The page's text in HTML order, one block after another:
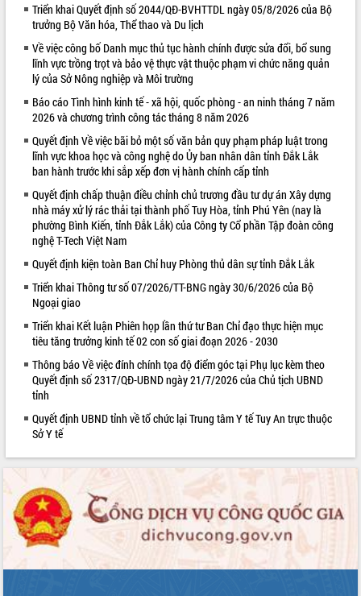
VIDEO
Loading the player...
và tặng quà người dân xã Cư Pui
Hội nghị UBND tỉnh Đắk Lắk thường kỳ
Lễ truy tặng danh hiệu “Bà Mẹ Việt
Nam Anh hùng” và trao Huân chương
Lao động
UBND tỉnh Đắk Lắk triển khai nhiệm
vụ 6 tháng cuối năm 2026
Kỳ họp thứ Hai, Hội đồng nhân dân
tỉnh khóa XI quyết nghị nhiều nội dung
quan trọng
Bí thư Tỉnh ủy Lương Nguyễn Minh
Triết thăm, tặng quà người có công với
cách mạng
Rà soát, hoàn thiện hệ thống thiết chế
văn hóa, thể thao đáp ứng yêu cầu
phát triển mới
Lễ truy điệu và an táng hài cốt liệt sĩ
tại Nghĩa trang Liệt sĩ xã Sơn Hòa
Bàn giải pháp tháo gỡ khó khăn trong
xuất khẩu sầu riêng và triển khai quy
định EUDR
ALBUM ẢNH
LIÊN KẾT WEB
Triển khai Quyết định số 2044/QĐ-BVHTTDL ngày 05/8/2026 của Bộ
trưởng Bộ Văn hóa, Thể thao và Du lịch
Về việc công bố Danh mục thủ tục hành chính được sửa đổi, bổ sung
lĩnh vực trồng trọt và bảo vệ thực vật thuộc phạm vi chức năng quản
lý của Sở Nông nghiệp và Môi trường
Báo cáo Tình hình kinh tế - xã hội, quốc phòng - an ninh tháng 7 năm
2026 và chương trình công tác tháng 8 năm 2026
Quyết định Về việc bãi bỏ một số văn bản quy phạm pháp luật trong
lĩnh vực khoa học và công nghệ do Ủy ban nhân dân tỉnh Đắk Lắk
ban hành trước khi sắp xếp đơn vị hành chính cấp tỉnh
Quyết định chấp thuận điều chỉnh chủ trương đầu tư dự án Xây dựng
nhà máy xử lý rác thải tại thành phố Tuy Hòa, tỉnh Phú Yên (nay là
phường Bình Kiến, tỉnh Đắk Lắk) của Công ty Cổ phần Tập đoàn công
nghệ T-Tech Việt Nam
Quyết định kiện toàn Ban Chỉ huy Phòng thủ dân sự tỉnh Đắk Lắk
Triển khai Thông tư số 07/2026/TT-BNG ngày 30/6/2026 của Bộ
Ngoại giao
Triển khai Kết luận Phiên họp lần thứ tư Ban Chỉ đạo thực hiện mục
tiêu tăng trưởng kinh tế 02 con số giai đoạn 2026 - 2030
Thông báo Về việc đính chính tọa độ điểm góc tại Phụ lục kèm theo
Quyết định số 2317/QĐ-UBND ngày 21/7/2026 của Chủ tịch UBND
tỉnh
Quyết định UBND tỉnh về tổ chức lại Trung tâm Y tế Tuy An trực thuộc
Sở Y tế